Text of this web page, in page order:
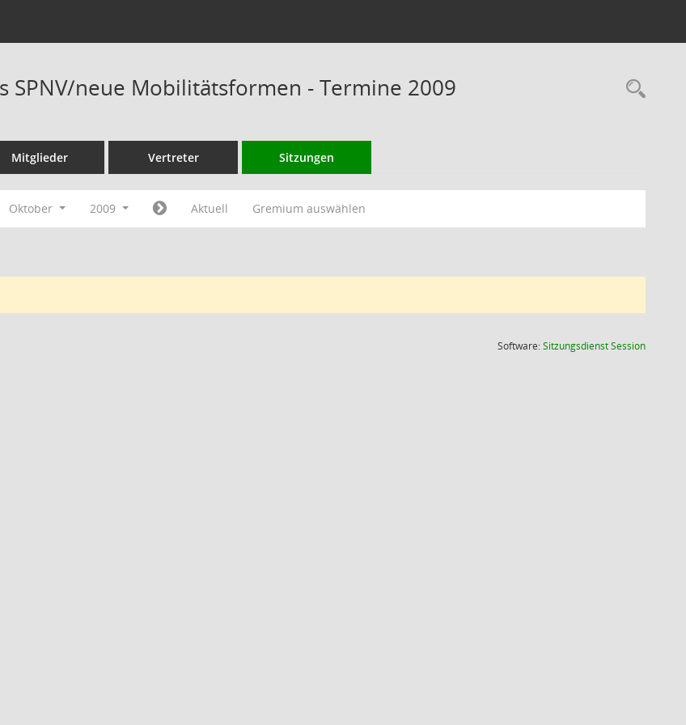
SPNV/neue Mobilitätsformen - Termine 2009
Mitglieder Vertreter Sitzungen
Oktober 2009 Aktuell Gremium auswählen
Software:SitzungsdienstSession(Wird in